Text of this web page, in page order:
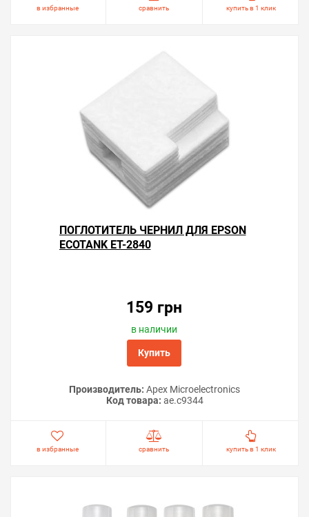
в избранные сравнить купить в 1 клик
ПОГЛОТИТЕЛЬ ЧЕРНИЛ ДЛЯ EPSON
ECOTANK ET-2840
159 грн
в наличии
Купить
Производитель: Apex Microelectronics
Код товара: ae.c9344
в избранные сравнить купить в 1 клик